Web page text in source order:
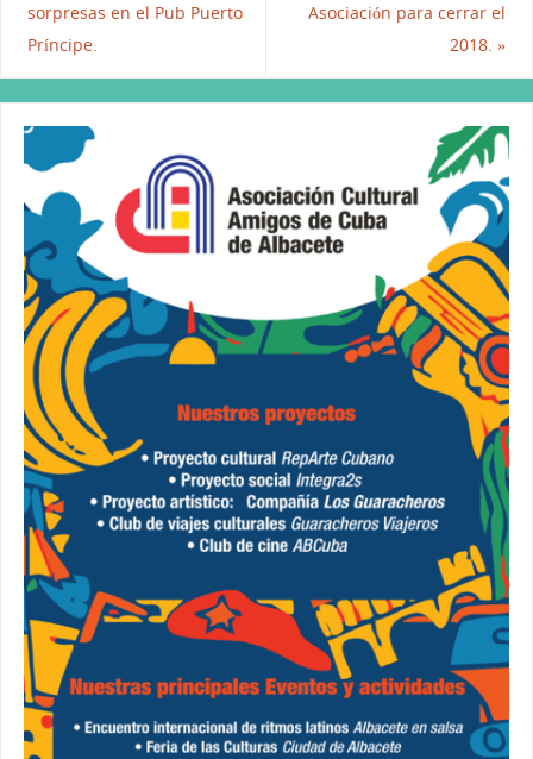
o
k
sorpresas en el Pub Puerto
Príncipe.
Asociación para cerrar el
2018.»